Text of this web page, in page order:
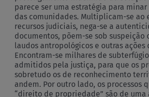
parece ser uma estratégia para
das comunidades. Multiplicam-se ao
recursos judiciais, nega-se a
documentos, põem-se sob suspeição
laudos antropológicos e outras ações
Encontram-se milhares de
admitidos pela justiça, para que os
sobretudo os de reconhecimento
andem. Por outro lado, os processos
“direito de propriedade” são de